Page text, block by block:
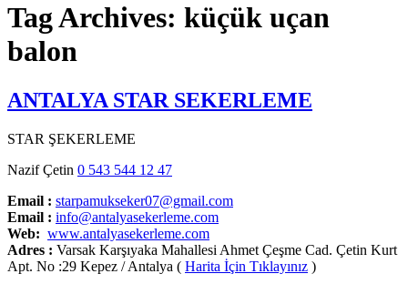
Tag Archives: küçük uçan
balon
ANTALYA STAR SEKERLEME
STAR ŞEKERLEME
Nazif Çetin 0 543 544 12 47
Email : starpamukseker07@gmail.com
Email : info@antalyasekerleme.com
Web: www.antalyasekerleme.com
Adres : Varsak Karşıyaka Mahallesi Ahmet Çeşme Cad. Çetin Kurt
Apt. No :29 Kepez / Antalya ( Harita İçin Tıklayınız )